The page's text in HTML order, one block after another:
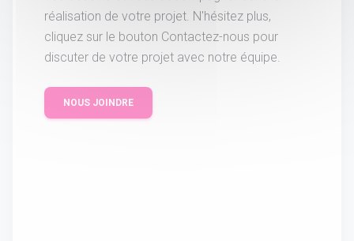
réalisation de votre projet. N'hésitez plus,
cliquez sur le bouton Contactez-nous pour
discuter de votre projet avec notre équipe.
NOUS JOINDRE